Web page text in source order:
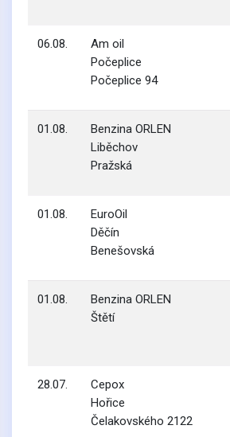
06.08.
Am oil
Počeplice
Počeplice 94
01.08.
Benzina ORLEN
Liběchov
Pražská
01.08.
EuroOil
Děčín
Benešovská
01.08.
Benzina ORLEN
Štětí
28.07.
Cepox
Hořice
Čelakovského 2122